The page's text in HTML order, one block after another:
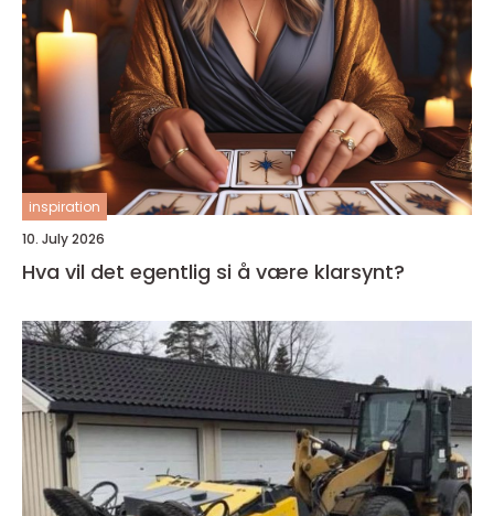
inspiration
10. July 2026
Hva vil det egentlig si å være klarsynt?